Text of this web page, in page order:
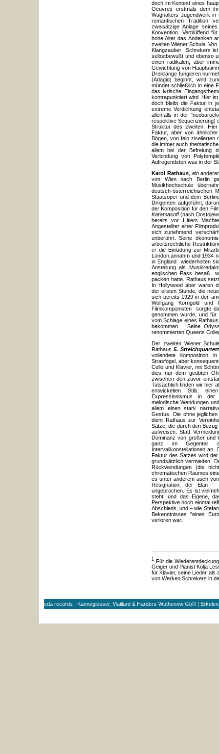
doch im Kontext eines
Oeuvres erstmals dem
Waghalters Jugendwerk
romantischen Tradition
zweisätzige Anlage
Konvention. Verblüffend
hohe Alter das Andenken
zweiten Wiener Schule.
Klangzauber Schrekers
selbstbewußt und ebenso
einen radikalen, aber
Gewichtung von
Dreiklänge fungieren
(Adagio) beginnt, wird
mündet schließlich in eine
das lyrische
kontrapunktiert wird. Hier
doch bleibt die Faktur in
extreme Verdichtung
allenfalls in der
respektive Sequenzierung)
Struktur des zweiten.
Faktur, aber von
Bögen, von fein ziselierten
die immer auch
allem bei der Befreiung
Verbindung von
Aufregendsten was in der
Karol Rathaus, ein
von Wien nach Berlin
Musikhochschule
deutsch-österreichischen
Staatsoper und dem
Dirigenten aufgeführt,
der Komposition für den
Karamasoff(nach
bereits vor Hitlers
Angestellter einer
sich zunehmend
unberührt. Seine
arbeitsrechtliche
er die Einladung zur
London annahm und 1934
in England wiederholten
Anstellung als
englischen Pass besaß,
packen hatte. Rathaus
In Hollywood aber waren
der ersten Stunde, die
sich bereits 1929 in der
Wolfgang Korngold und
Filmkomponisten sorgte
genommen wurde, und für
vom Schlage eines
bekommen. Seine
renommierten Queens
Der zweiten Wiener
Rathaus5. Streichquartett
vollendete Komposition,
Strasfogel, aber
Cello und Klavier, mit
dies nur dem geübten
zwischen den zuvor
Tatsächlich finden wir hier
entwickelten Stils:
Expressionismus in der
melodische Wendungen
allem einen stark
Gestus. Die ohne
dient Rathaus zur
Sätze, die durch den
aufweisen. Statt
Dominanz von großer und
ganz im Gegenteil
Intervallkonstellationen an.
Faktur des Satzes wird
grundsätzlich vermieden.
Rückwendungen (die
chromatischen Raumes
es unter anderem auch
Resignation, der Elan
ungebrochen. Es ist
steht, und das Eigene,
Perspektive noch einmal
Abschieds, und – wie
Bekenntnisses "eines
verloren war.
1 Für die
Geiger und Pianist Kolja
für Klavier, seine Lieder als
von Werken Schrekers in
eda records | Kannegiesser, Maillard & Harders-Wuthenow GbR |